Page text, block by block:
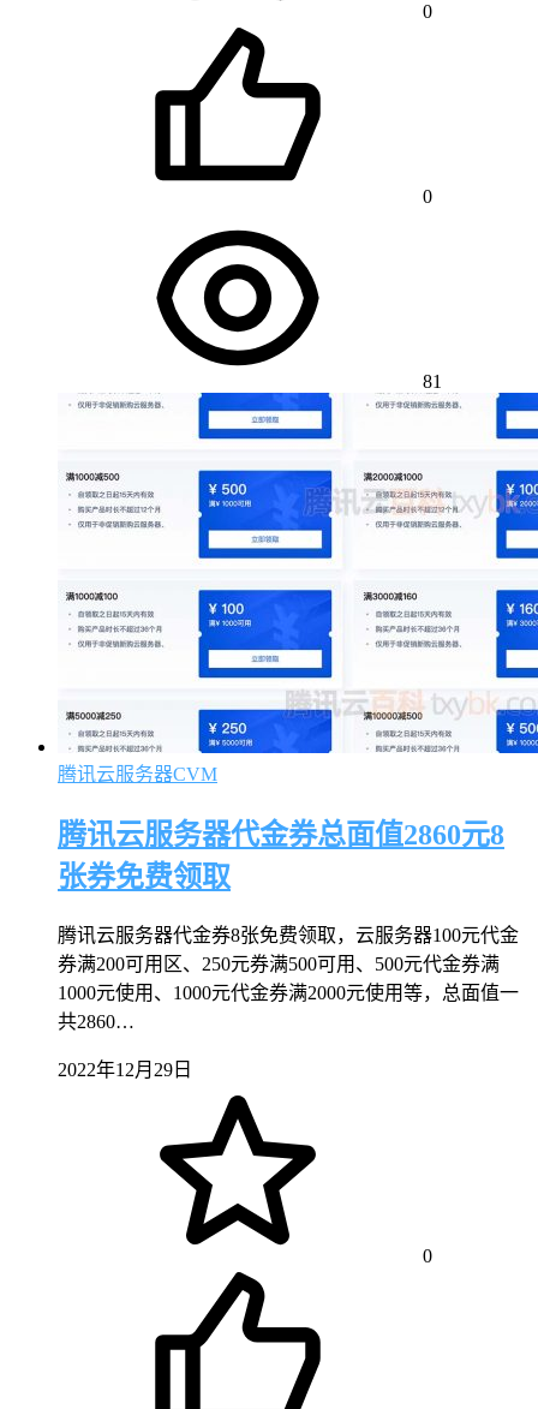
0
0
81
腾讯云服务器CVM
腾讯云服务器代金券总面值2860元8
张券免费领取
腾讯云服务器代金券8张免费领取，云服务器100元代金
券满200可用区、250元券满500可用、500元代金券满
1000元使用、1000元代金券满2000元使用等，总面值一
共2860…
2022年12月29日
0